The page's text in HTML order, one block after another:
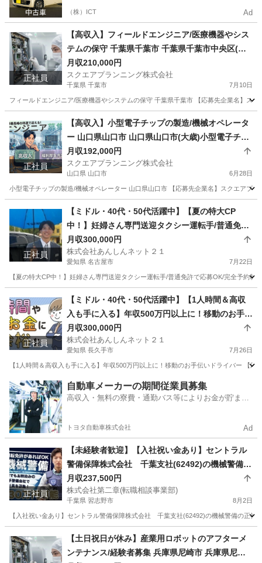
（株）ICT Ad
正社員
【高収入】フィールドエンジニア/医療機器やシス
テムの保守 千葉県千葉市 千葉県千葉市中央区(蘇
我)フィールドエンジニア
月収210,000円
スクエアプランニング株式会社
千葉県 千葉市 7月10日
フィールドエンジニア/医療機器やシステムの保守 千葉県千葉市 【応募先企業名】ス
その他 業務
正社員
【高収入】小型電子チップの製造/機械オペレータ
ー 山口県山口市 山口県山口市(大歳)小型電子チッ
プの製造/機械オペレーター
月収192,000円
スクエアプランニング株式会社
山口県 山口市 6月28日
小型電子チップの製造/機械オペレーター 山口県山口市 【応募先企業名】スクエアプ
その他
正社員
【ミドル・40代・50代活躍中】【夏の特大CP
中！】妊婦さん専門送迎タクシー運転手/普通免許
で応募OK/完全予約制/入社支援金あり/完全週休2
日制/配車アプリ導入済み/初年度年収528万円！ 愛
知県名古屋市瑞穂区(新瑞橋)ドライバー
月収300,000円
株式会社あんしんネット２１
愛知県 名古屋市 7月22日
【夏の特大CP中！】妊婦さん専門送迎タクシー運転手/普通免許で応募OK/完全予約
ドライバー タクシードライバー
正社員
【ミドル・40代・50代活躍中】【1人時間＆高収
入も手に入る】年収500万円以上に！移動のお手伝
いドライバー 愛知県長久手市(はなみずき通)ドラ
イバー
月収300,000円
株式会社あんしんネット２１
愛知県 長久手市 7月26日
【1人時間＆高収入も手に入る】年収500万円以上に！移動のお手伝いドライバー 【
愛知 長久手市 ドライバー
自動車メーカーの期間従業員募集
高収入・無料の寮費・通勤バス等によりお金が貯まり
トヨタ自動車株式会社 Ad
正社員
【未経験者歓迎】【入社祝い金あり】セントラル
警備保障株式会社 千葉支社(62492)の機械警備の
正社員 - 京成津田沼駅 千葉県習志野市(京成津田
沼)機械警備
月収237,500円
株式会社第二章(転職相談事業部)
千葉県 習志野市 8月2日
【入社祝い金あり】セントラル警備保障株式会社 千葉支社(62492)の機械警備の正
警備員 未経験
【土日祝日が休み】産業用ロボットのアフターメ
ンテナンス/経験者募集 兵庫県尼崎市 兵庫県尼崎